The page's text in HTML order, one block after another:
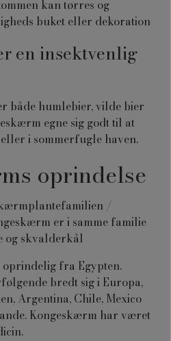
kan tørres og
buket eller dekoration
en insektvenlig
både humlebier, vilde bier
egne sig godt til at
i sommerfugle haven.
oprindelse
/
er i samme familie
og skvalderkål
fra Egypten.
bredt sig i Europa,
Argentina, Chile, Mexico
Kongeskærm har været